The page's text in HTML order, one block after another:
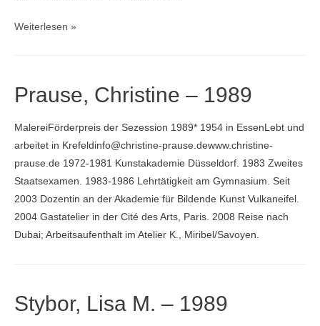
Bartsch,
Weiterlesen »
Prause, Christine – 1989
MalereiFörderpreis der Sezession 1989* 1954 in EssenLebt und
arbeitet in Krefeldinfo@christine-prause.dewww.christine-
prause.de 1972-1981 Kunstakademie Düsseldorf. 1983 Zweites
Staatsexamen. 1983-1986 Lehrtätigkeit am Gymnasium. Seit
2003 Dozentin an der Akademie für Bildende Kunst Vulkaneifel.
2004 Gastatelier in der Cité des Arts, Paris. 2008 Reise nach
Dubai; Arbeitsaufenthalt im Atelier K., Miribel/Savoyen.
Stybor, Lisa M. – 1989